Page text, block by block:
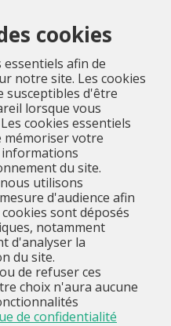
cookies
afin de
notre site. Les cookies
susceptibles d'être
lorsque vous
cookies essentiels
votre
informations
du site.
utilisons
d'audience afin
sont déposés
notamment
d'analyser la
du site.
de refuser ces
choix n'aura aucune
de confidentialité
Menu